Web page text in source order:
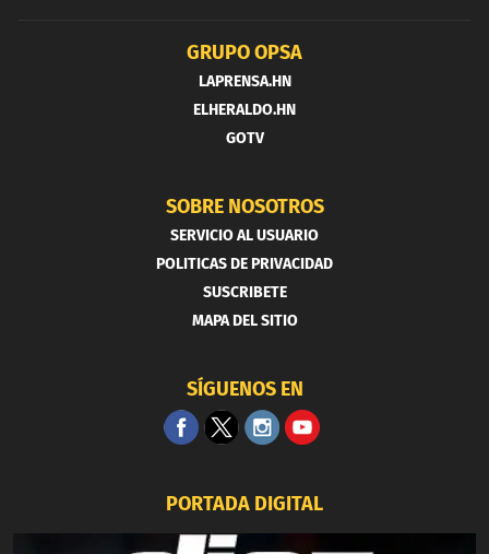
GRUPO OPSA
LAPRENSA.HN
ELHERALDO.HN
GOTV
SOBRE NOSOTROS
SERVICIO AL USUARIO
POLITICAS DE PRIVACIDAD
SUSCRIBETE
MAPA DEL SITIO
SÍGUENOS EN
PORTADA DIGITAL